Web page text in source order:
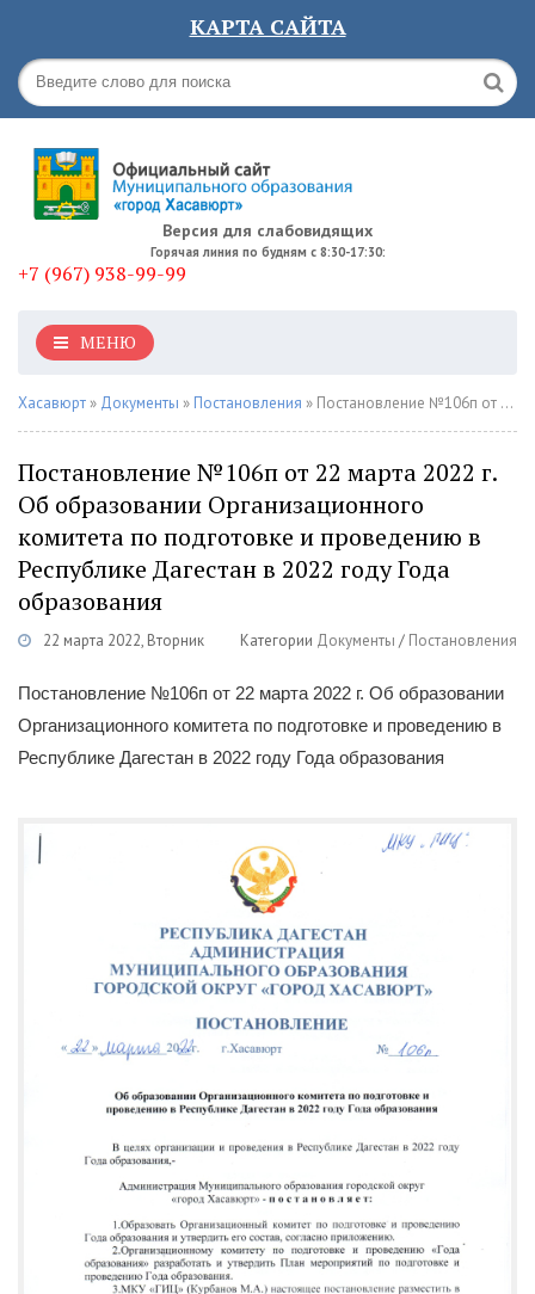
КАРТА САЙТА
Версия для слабовидящих
Горячая линия по будням с 8:30-17:30:
+7 (967) 938-99-99
МЕНЮ
Хасавюрт » Документы » Постановления » Постановление №106п от 22 марта 2022 г. Об образовании Организационного комитета по подготовке и проведению в Республике Дагестан в 2022 году Года образования
Постановление №106п от 22 марта 2022 г.
Об образовании Организационного
комитета по подготовке и проведению в
Республике Дагестан в 2022 году Года
образования
22 марта 2022, Вторник Категории Документы / Постановления
Постановление №106п от 22 марта 2022 г. Об образовании
Организационного комитета по подготовке и проведению в
Республике Дагестан в 2022 году Года образования